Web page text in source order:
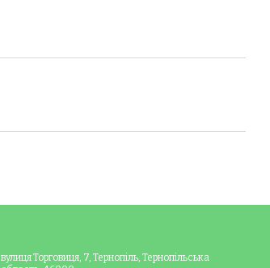
вулиця Торговиця, 7, Тернопіль, Тернопільська